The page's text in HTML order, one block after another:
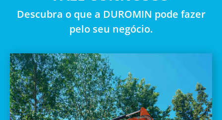
Descubra o que a DUROMIN pode fazer
pelo seu negócio.